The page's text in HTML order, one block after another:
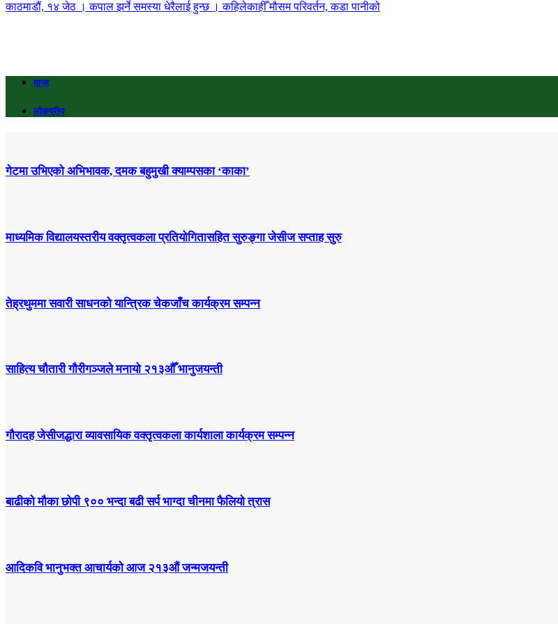
काठमाडौं, १४ जेठ । कपाल झर्ने समस्या धेरैलाई हुन्छ । कहिलेकाहीँ मौसम परिवर्तन, कडा पानीको
ताजा
लोकप्रीय
गेटमा उभिएको अभिभावक, दमक बहुमुखी क्याम्पसका ‘काका’
माध्यमिक विद्यालयस्तरीय वक्तृत्वकला प्रतियोगितासहित सुरुङ्गा जेसीज सप्ताह सुरु
तेह्रथुममा सवारी साधनको यान्त्रिक चेकजाँच कार्यक्रम सम्पन्न
साहित्य चौतारी गौरीगञ्जले मनायो २१३औँ भानुजयन्ती
गौरादह जेसीजद्धारा व्यावसायिक वक्तृत्वकला कार्यशाला कार्यक्रम सम्पन्न
बाढीको मौका छोपी ९०० भन्दा बढी सर्प भाग्दा चीनमा फैलियो त्रास
आदिकवि भानुभक्त आचार्यको आज २१३औं जन्मजयन्ती